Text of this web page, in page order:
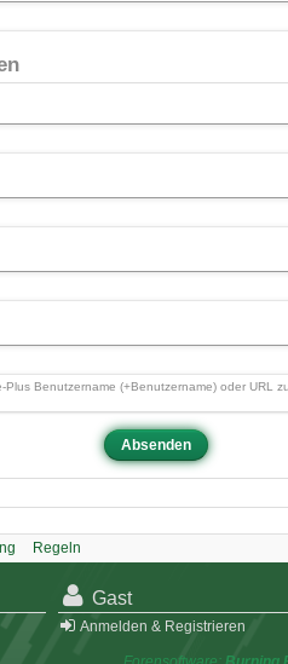
Benutzername (+Benutzername) oder URL
Regeln
Gast
Anmelden & Registrieren